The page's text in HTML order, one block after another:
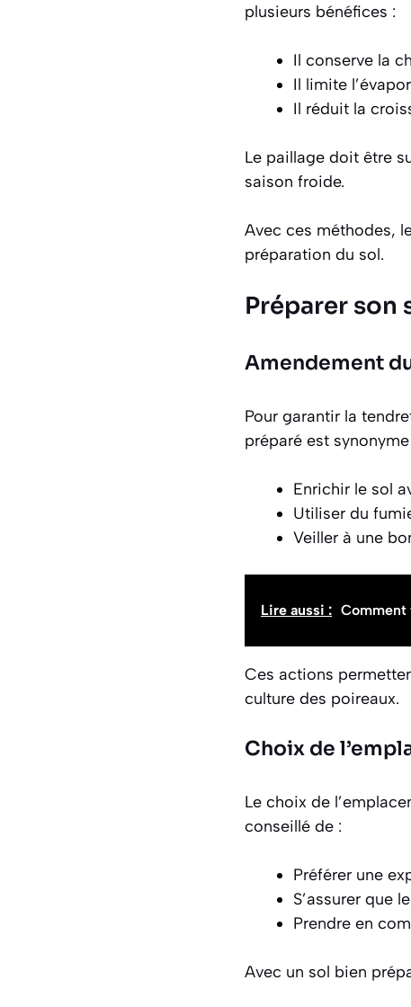
plusieurs bénéfices :
Il conserve la
Il limite
Il réduit la
Le paillage doit être
saison froide.
Avec ces méthodes,
préparation du sol.
Préparer son
Amendement
Pour garantir la
préparé est
Enrichir le sol
Utiliser du
Veiller à une
Lire aussi : Comment
Ces actions
culture des poireaux.
Choix de
Le choix de
conseillé de :
Préférer une
S’assurer que
Prendre en
Avec un sol bien